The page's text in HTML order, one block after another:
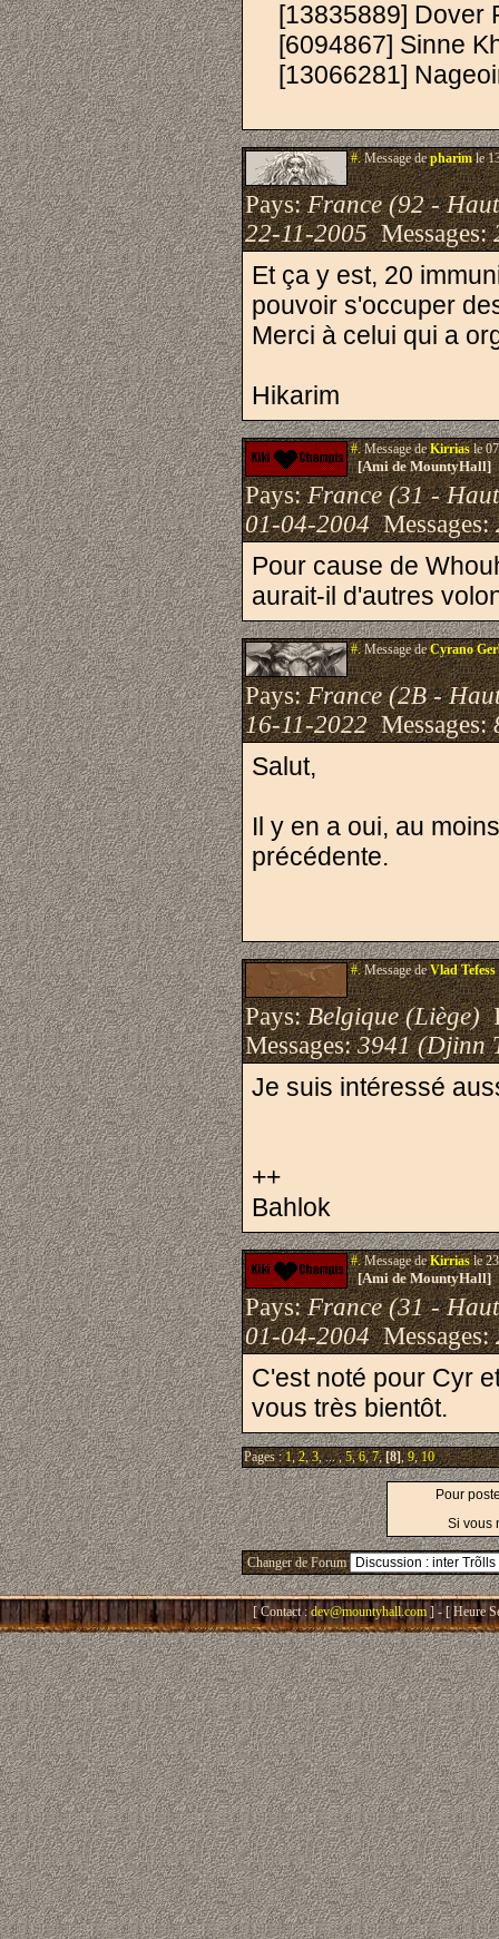
[13835889] Dover
[6094867] Sinne
[13066281]
#.Message depharimle
Pays:France (92 -
22-11-2005Messages:
Et ça y est, 20
pouvoir s'occuper
Merci à celui qui a
Hikarim
#.Message deKirriasle
[Ami de MountyHall]
Pays:France (31 -
01-04-2004Messages:
Pour cause de
aurait-il d'autres
#.Message deCyrano
Pays:France (2B -
16-11-2022Messages:
Salut,
Il y en a oui, au
précédente.
#.Message deVlad Tefess
Pays:Belgique (Liège)
Messages:3941 (Djinn
Je suis intéressé
++
Bahlok
#.Message deKirriasle
[Ami de MountyHall]
Pays:France (31 -
01-04-2004Messages:
C'est noté pour Cyr
vous très bientôt.
Pages :1,2,3, ... ,5,6,7,[8],9,10
Pour
Si vous
Changer de Forum
[ Contact : dev@mountyhall.com ] - [ Heure